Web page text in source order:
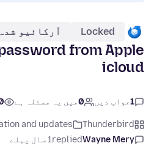
Locked آرکائیو شدہ
from Apple
icloud
1جواب دیں 0میں یہ مسئلہ ہے
Thunderbird
and updates
Wayne Mery
replied1 سال پہلے